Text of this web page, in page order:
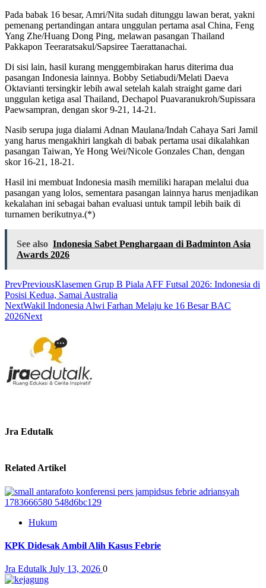
Pada babak 16 besar, Amri/Nita sudah ditunggu lawan berat, yakni
pemenang pertandingan antara unggulan pertama asal China, Feng
Yang Zhe/Huang Dong Ping, melawan pasangan Thailand
Pakkapon Teeraratsakul/Sapsiree Taerattanachai.
Di sisi lain, hasil kurang menggembirakan harus diterima dua
pasangan Indonesia lainnya. Bobby Setiabudi/Melati Daeva
Oktavianti tersingkir lebih awal setelah kalah straight game dari
unggulan ketiga asal Thailand, Dechapol Puavaranukroh/Supissara
Paewsampran, dengan skor 9-21, 14-21.
Nasib serupa juga dialami Adnan Maulana/Indah Cahaya Sari Jamil
yang harus mengakhiri langkah di babak pertama usai dikalahkan
pasangan Taiwan, Ye Hong Wei/Nicole Gonzales Chan, dengan
skor 16-21, 18-21.
Hasil ini membuat Indonesia masih memiliki harapan melalui dua
pasangan yang lolos, sementara pasangan lainnya harus menjadikan
kekalahan ini sebagai bahan evaluasi untuk tampil lebih baik di
turnamen berikutnya.(*)
See also Indonesia Sabet Penghargaan di Badminton Asia
Awards 2026
PrevPreviousKlasemen Grup B Piala AFF Futsal 2026: Indonesia di
Posisi Kedua, Samai Australia
NextWakil Indonesia Alwi Farhan Melaju ke 16 Besar BAC
2026Next
Jra Edutalk
Related Artikel
Hukum
KPK Didesak Ambil Alih Kasus Febrie
Jra Edutalk July 13, 2026 0